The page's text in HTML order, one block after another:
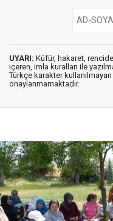
UYARI: Küfür, hakaret,
içeren, imla kuralları ile
Türkçe karakter
onaylanmamaktadır.